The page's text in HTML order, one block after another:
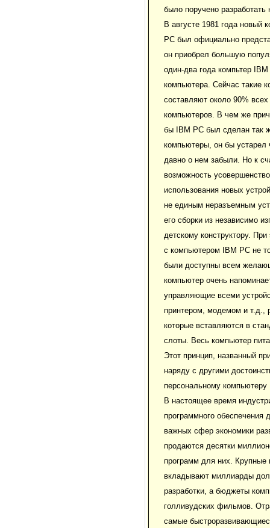
было поручено
В августе 1981 года новый
PC был официально
он приобрел большую
один-два года компьтер
компьютера. Сейчас такие
составляют около 90%
компьютеров. В чем же
бы IBM PC был сделан так
компьютеры, он бы устарел
давно о нем забыли. Но к
возможность
использования новых
не единым неразъемным
его сборки из независимо
детскому конструктору.
с компьютером IBM PC не
были доступны всем
компьютер очень
управляющие всеми
принтером, модемом и т.д.,
которые вставляются в
слоты. Весь компьютер
Этот принцип, названный
наряду с другими
персональному компьютеру
В настоящее время
программного обеспечения
важных сфер экономики
продаются десятки
программ для них. Крупные
вкладывают миллиарды
разработки, а бюджеты
голливудских фильмов.
самые